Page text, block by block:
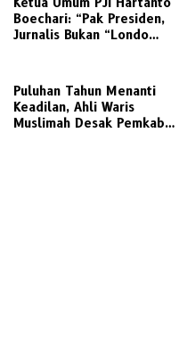
Boechari: “Pak Presiden,
Jurnalis Bukan “Londo
‎Puluhan Tahun Menanti
Keadilan, Ahli Waris
Muslimah Desak Pemkab